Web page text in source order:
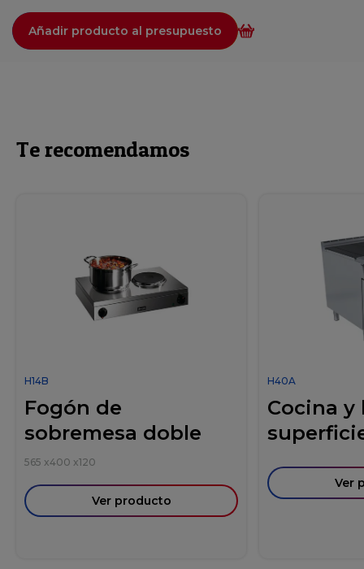
Añadir producto al presupuesto
Te recomendamos
H14B
Fogón de
sobremesa doble
565 x400 x120
Ver producto
H40A
Cocina y
Ver